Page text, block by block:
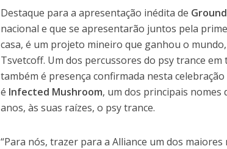
Destaque para a apresentação inédita de
nacional e que se apresentarão juntos pela
casa, é um projeto mineiro que ganhou o
Tsvetcoff. Um dos percussores do psy trance
também é presença confirmada nesta
é Infected Mushroom, um dos principais nomes
anos, às suas raízes, o psy trance.
“Para nós, trazer para a Alliance um dos